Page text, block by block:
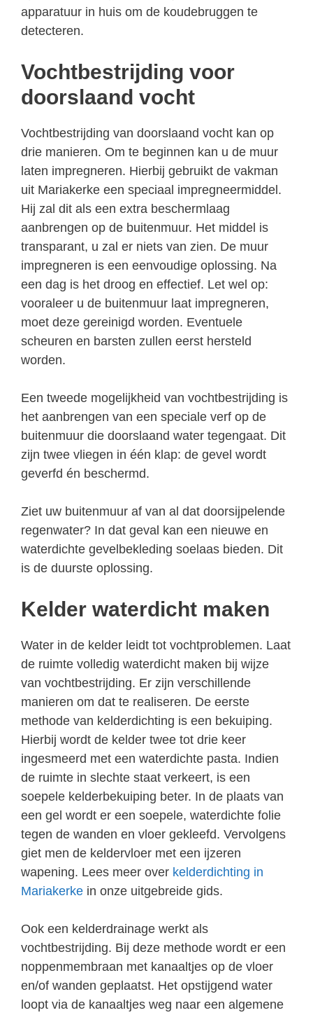
apparatuur in huis om de koudebruggen te
detecteren.
Vochtbestrijding voor
doorslaand vocht
Vochtbestrijding van doorslaand vocht kan op
drie manieren. Om te beginnen kan u de muur
laten impregneren. Hierbij gebruikt de vakman
uit Mariakerke een speciaal impregneermiddel.
Hij zal dit als een extra beschermlaag
aanbrengen op de buitenmuur. Het middel is
transparant, u zal er niets van zien. De muur
impregneren is een eenvoudige oplossing. Na
een dag is het droog en effectief. Let wel op:
vooraleer u de buitenmuur laat impregneren,
moet deze gereinigd worden. Eventuele
scheuren en barsten zullen eerst hersteld
worden.
Een tweede mogelijkheid van vochtbestrijding is
het aanbrengen van een speciale verf op de
buitenmuur die doorslaand water tegengaat. Dit
zijn twee vliegen in één klap: de gevel wordt
geverfd én beschermd.
Ziet uw buitenmuur af van al dat doorsijpelende
regenwater? In dat geval kan een nieuwe en
waterdichte gevelbekleding soelaas bieden. Dit
is de duurste oplossing.
Kelder waterdicht maken
Water in de kelder leidt tot vochtproblemen. Laat
de ruimte volledig waterdicht maken bij wijze
van vochtbestrijding. Er zijn verschillende
manieren om dat te realiseren. De eerste
methode van kelderdichting is een bekuiping.
Hierbij wordt de kelder twee tot drie keer
ingesmeerd met een waterdichte pasta. Indien
de ruimte in slechte staat verkeert, is een
soepele kelderbekuiping beter. In de plaats van
een gel wordt er een soepele, waterdichte folie
tegen de wanden en vloer gekleefd. Vervolgens
giet men de keldervloer met een ijzeren
wapening. Lees meer over kelderdichting in
Mariakerke in onze uitgebreide gids.
Ook een kelderdrainage werkt als
vochtbestrijding. Bij deze methode wordt er een
noppenmembraan met kanaaltjes op de vloer
en/of wanden geplaatst. Het opstijgend water
loopt via de kanaaltjes weg naar een algemene